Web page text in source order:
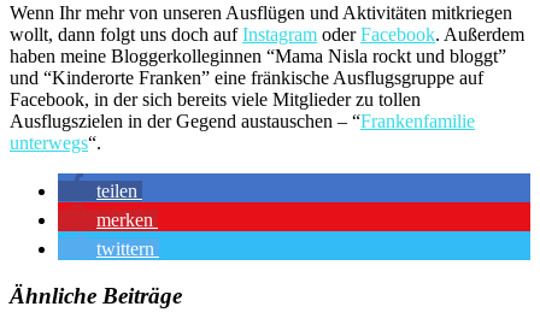
Wenn Ihr mehr von unseren Ausflügen und Aktivitäten mitkriegen
wollt, dann folgt uns doch auf Instagram oder Facebook. Außerdem
haben meine Bloggerkolleginnen “Mama Nisla rockt und bloggt”
und “Kinderorte Franken” eine fränkische Ausflugsgruppe auf
Facebook, in der sich bereits viele Mitglieder zu tollen
Ausflugszielen in der Gegend austauschen – “Frankenfamilie
unterwegs“.
teilen
merken
twittern
Ähnliche Beiträge